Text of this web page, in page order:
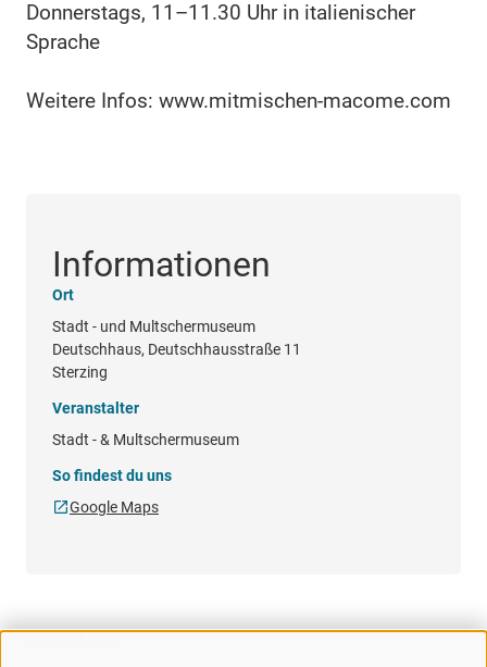
Donnerstags, 11–11.30 Uhr in italienischer
Sprache
Weitere Infos: www.mitmischen-macome.com
Informationen
Ort
Stadt - und Multschermuseum
Deutschhaus, Deutschhausstraße 11
Sterzing
Veranstalter
Stadt - & Multschermuseum
So findest du uns
Google Maps